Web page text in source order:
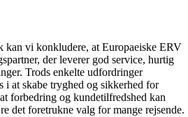
kan vi konkludere, at Europaeiske ERV
der leverer god service, hurtig
Trods enkelte udfordringer
i at skabe tryghed og sikkerhed for
forbedring og kundetilfredshed kan
det foretrukne valg for mange rejsende.